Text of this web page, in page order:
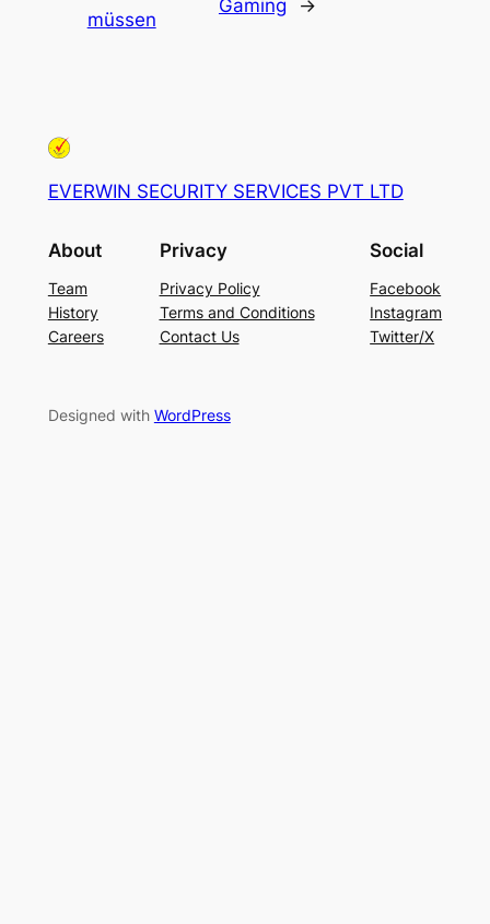
müssen
Gaming →
EVERWIN SECURITY SERVICES PVT LTD
About
Team
History
Careers
Privacy
Privacy Policy
Terms and Conditions
Contact Us
Social
Facebook
Instagram
Twitter/X
Designed with WordPress